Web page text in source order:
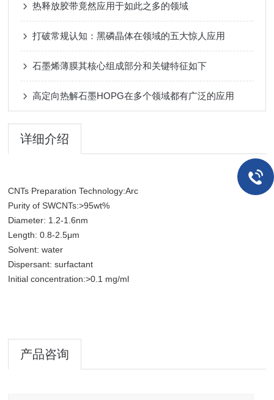
热释放胶带竟然应用于如此之多的领域
打破常规认知：黑磷晶体在领域的五大惊人应用
石墨烯薄膜其核心组成部分和关键特征如下
高定向热解石墨HOPG在多个领域都有广泛的应用
详细介绍
CNTs Preparation Technology:Arc
Purity of SWCNTs:>95wt%
Diameter: 1.2-1.6nm
Length: 0.8-2.5μm
Solvent: water
Dispersant: surfactant
Initial concentration:>0.1 mg/ml
产品咨询